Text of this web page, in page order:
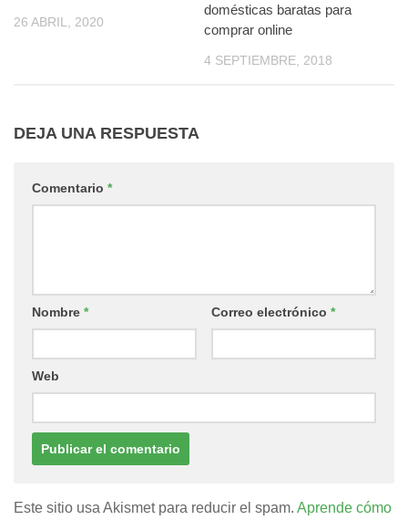
26 ABRIL, 2020
domésticas baratas para
comprar online
4 SEPTIEMBRE, 2018
DEJA UNA RESPUESTA
Comentario *
Nombre * Correo electrónico *
Web
Este sitio usa Akismet para reducir el spam. Aprende cómo